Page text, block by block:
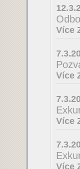
Více
Více
Více
Více